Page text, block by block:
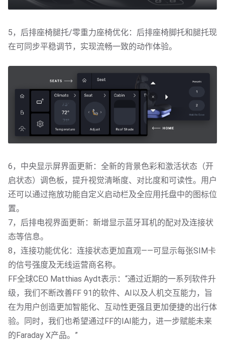
5，后排座椅腿托/零重力座椅优化：后排座椅脚托和腿托现
在可同步平稳调节，实现流畅一致的动作体验。
6，中央显示屏界面更新：全新的背景色彩和激活状态（开
启状态）调色板，提升视觉清晰度、对比度和可读性。用户
还可以通过拖放功能自定义启动栏及全应用托盘中的图标位
置。
7，后排电视界面更新：新增显示蓝牙耳机的配对及连接状
态等信息。
8，连接功能优化：连接状态更加直观——可显示每张SIM卡
的信号强度及无线运营商名称。
FF全球CEO Matthias Aydt表示：“通过近期的一系列软件升
级，我们不断改善FF 91的软件、AI以及人机交互能力，旨
在为用户创造更加智能化、互动性更强且更加便捷的出行体
验。同时，我们也希望通过FF的IAI能力，进一步赋能未来
的Faraday X产品。”